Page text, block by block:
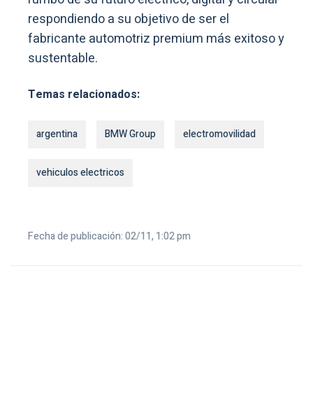
respondiendo a su objetivo de ser el
fabricante automotriz premium más exitoso y
sustentable.
Temas relacionados:
argentina BMW Group electromovilidad
vehiculos electricos
Fecha de publicación: 02/11, 1:02 pm